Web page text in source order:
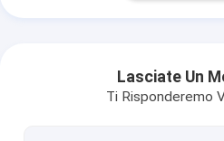
Lasciate Un
Ti Risponderemo